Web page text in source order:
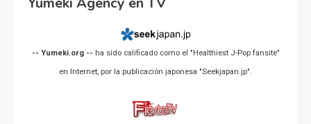
-- Yumeki.org -- ha sido calificado como el "Healthiest J-Pop fansite"
en Internet, por la publicación japonesa "Seekjapan.jp".